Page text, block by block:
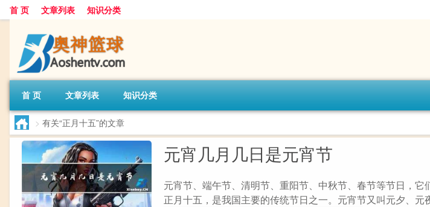
首 页 文章列表 知识分类
首 页 文章列表 知识分类
> 有关“正月十五”的文章
元宵几月几日是元宵节
元宵节、端午节、清明节、重阳节、中秋节、春节等节日，
正月十五，是我国主要的传统节日之一。元宵节又叫元夕、元